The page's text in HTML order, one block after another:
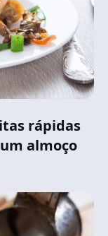
rápidas
almoço